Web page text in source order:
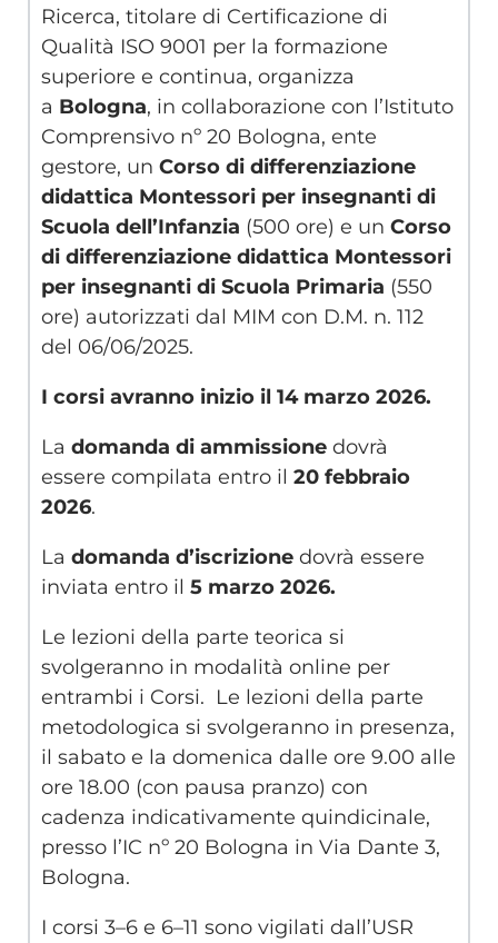
Ricerca, titolare di Certificazione di
Qualità ISO 9001 per la formazione
superiore e continua, organizza
a Bologna, in collaborazione con l’Istituto
Comprensivo nº 20 Bologna, ente
gestore, un Corso di differenziazione
didattica Montessori per insegnanti di
Scuola dell’Infanzia (500 ore) e un Corso
di differenziazione didattica Montessori
per insegnanti di Scuola Primaria (550
ore) autorizzati dal MIM con D.M. n. 112
del 06/06/2025.
I corsi avranno inizio il 14 marzo 2026.
La domanda di ammissione dovrà
essere compilata entro il 20 febbraio
2026.
La domanda d’iscrizione dovrà essere
inviata entro il 5 marzo 2026.
Le lezioni della parte teorica si
svolgeranno in modalità online per
entrambi i Corsi. Le lezioni della parte
metodologica si svolgeranno in presenza,
il sabato e la domenica dalle ore 9.00 alle
ore 18.00 (con pausa pranzo) con
cadenza indicativamente quindicinale,
presso l’IC nº 20 Bologna in Via Dante 3,
Bologna.
I corsi 3–6 e 6–11 sono vigilati dall’USR